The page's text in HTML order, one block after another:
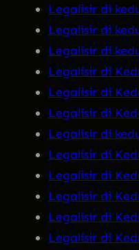
Legalisir di
Legalisir di
Legalisir di
Legalisir di
Legalisir di
Legalisir di
Legalisir di
Legalisir di
Legalisir di
Legalisir di
Legalisir di
Legalisir di